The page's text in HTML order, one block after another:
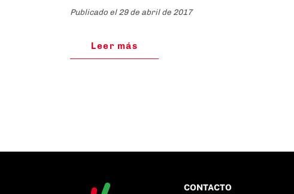
Publicado el 29 de abril de 2017
Leer más
CONTACTO